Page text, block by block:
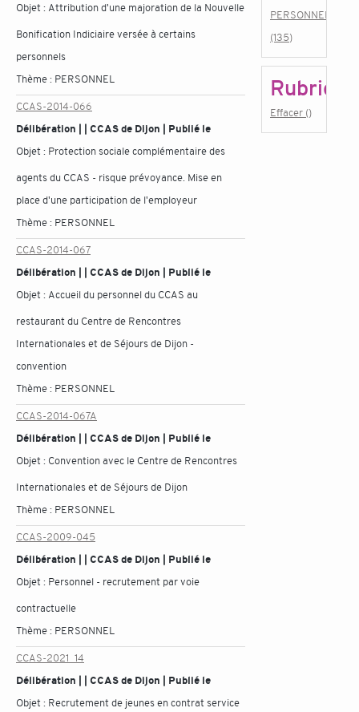
Objet : Attribution d'une majoration de la Nouvelle
Bonification Indiciaire versée à certains
personnels
Thème : PERSONNEL
CCAS-2014-066
Délibération | | CCAS de Dijon | Publié le
Objet : Protection sociale complémentaire des
agents du CCAS - risque prévoyance. Mise en
place d'une participation de l'employeur
Thème : PERSONNEL
CCAS-2014-067
Délibération | | CCAS de Dijon | Publié le
Objet : Accueil du personnel du CCAS au
restaurant du Centre de Rencontres
Internationales et de Séjours de Dijon -
convention
Thème : PERSONNEL
CCAS-2014-067A
Délibération | | CCAS de Dijon | Publié le
Objet : Convention avec le Centre de Rencontres
Internationales et de Séjours de Dijon
Thème : PERSONNEL
CCAS-2009-045
Délibération | | CCAS de Dijon | Publié le
Objet : Personnel - recrutement par voie
contractuelle
Thème : PERSONNEL
CCAS-2021_14
Délibération | | CCAS de Dijon | Publié le
Objet : Recrutement de jeunes en contrat service
PERSONNEL
(135)
Rubrique
Effacer ()